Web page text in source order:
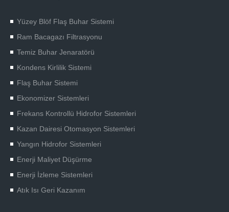
Yüzey Blöf Flaş Buhar Sistemi
Ram Bacagazı Filtrasyonu
Temiz Buhar Jenaratörü
Kondens Kirlilik Sistemi
Flaş Buhar Sistemi
Ekonomizer Sistemleri
Frekans Kontrollü Hidrofor Sistemleri
Kazan Dairesi Otomasyon Sistemleri
Yangın Hidrofor Sistemleri
Enerji Maliyet Düşürme
Enerji İzleme Sistemleri
Atık Isı Geri Kazanım